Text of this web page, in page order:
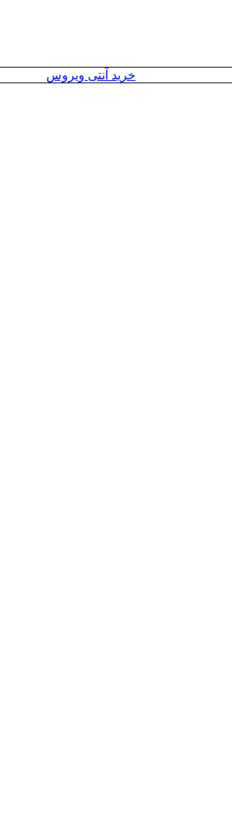
خرید آنتی ویروس